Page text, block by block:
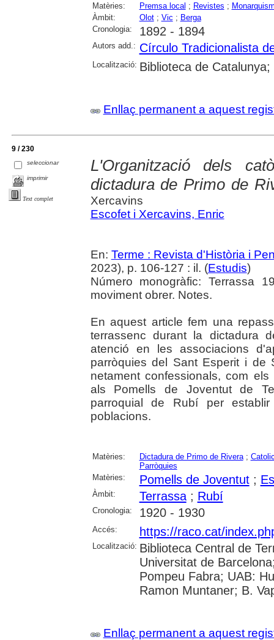
Matèries: Premsa local ; Revistes ;
Àmbit:
Olot; Vic ; Berga
Cronologia:
1892 - 1894
Autors add.: Círculo Tradicionalista
Localització: Biblioteca de
Enllaç permanent a aquest
9 / 230
seleccionar
imprimir
Text complet
L'Organització dels
dictadura de Primo de
Xercavins
Escofet i Xercavins, Enric
En: Terme : Revista d'Història i
2023), p. 106-127 : il. (Estudis)
Número monogràfic: Terrassa
moviment obrer. Notes.
En aquest article fem una
terrassenc durant la dictadura
atenció en les associacions
parròquies del Sant Esperit i de
netament confessionals, com
als Pomells de Joventut de
parroquial de Rubí per
poblacions.
Matèries: Dictadura de Primo de Rivera;
Parròquies
Matèries:
Pomells de Joventut;
Àmbit: Terrassa; Rubí
Cronologia: 1920 - 1930
Accés: https://raco.cat/
Localització: Biblioteca Central de
Universitat de
Pompeu Fabra; UAB:
Ramon Muntaner; B.
Enllaç permanent a aquest